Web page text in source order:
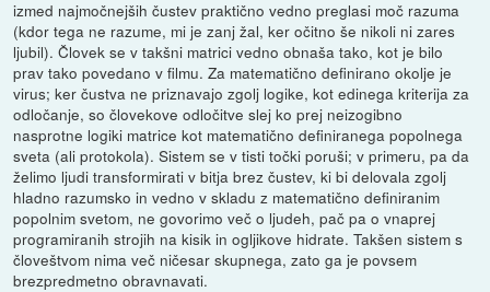
izmed najmočnejših čustev praktično vedno preglasi moč razuma
(kdor tega ne razume, mi je zanj žal, ker očitno še nikoli ni zares
ljubil). Človek se v takšni matrici vedno obnaša tako, kot je bilo
prav tako povedano v filmu. Za matematično definirano okolje je
virus; ker čustva ne priznavajo zgolj logike, kot edinega kriterija za
odločanje, so človekove odločitve slej ko prej neizogibno
nasprotne logiki matrice kot matematično definiranega popolnega
sveta (ali protokola). Sistem se v tisti točki poruši; v primeru, pa da
želimo ljudi transformirati v bitja brez čustev, ki bi delovala zgolj
hladno razumsko in vedno v skladu z matematično definiranim
popolnim svetom, ne govorimo več o ljudeh, pač pa o vnaprej
programiranih strojih na kisik in ogljikove hidrate. Takšen sistem s
človeštvom nima več ničesar skupnega, zato ga je povsem
brezpredmetno obravnavati.